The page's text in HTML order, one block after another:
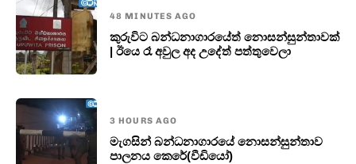
48 MINUTES AGO
කුරුවිට බන්ධනාගාරයේත් නොසන්සුන්තාවක්
| ඊයෙ රෑ අවුල අද උදේත් පත්තුවෙලා
3 HOURS AGO
මැගසින් බන්ධනාගාරයේ නොසන්සුන්තාව
පාලනය කෙරේ(වීඩියෝ)